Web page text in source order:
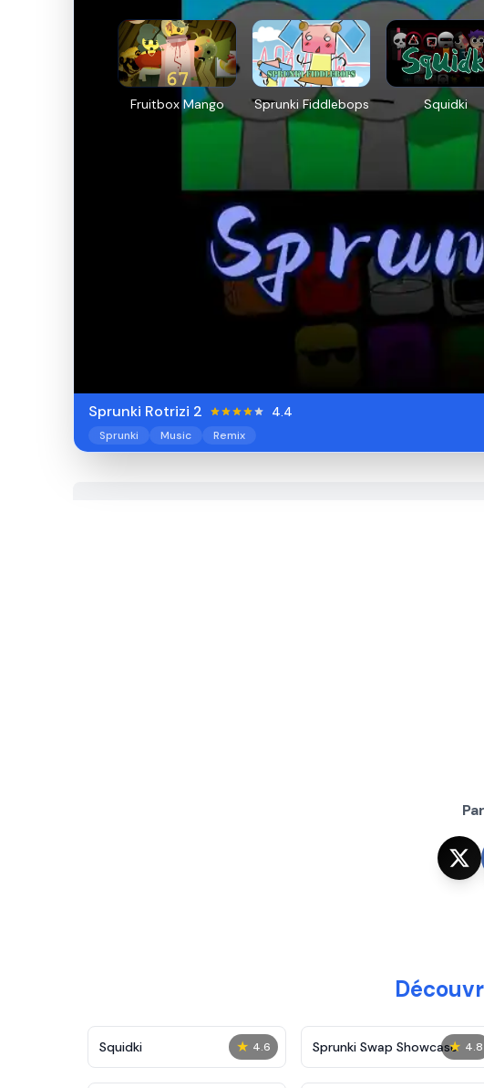
Fruitbox Mango Sprunki Fiddlebops Squidki
Sprunki Rotrizi 2 4.4
Sprunki Music Remix
★ 4.6
Squidki ★ 4.8
Sprunki Swap Showcase